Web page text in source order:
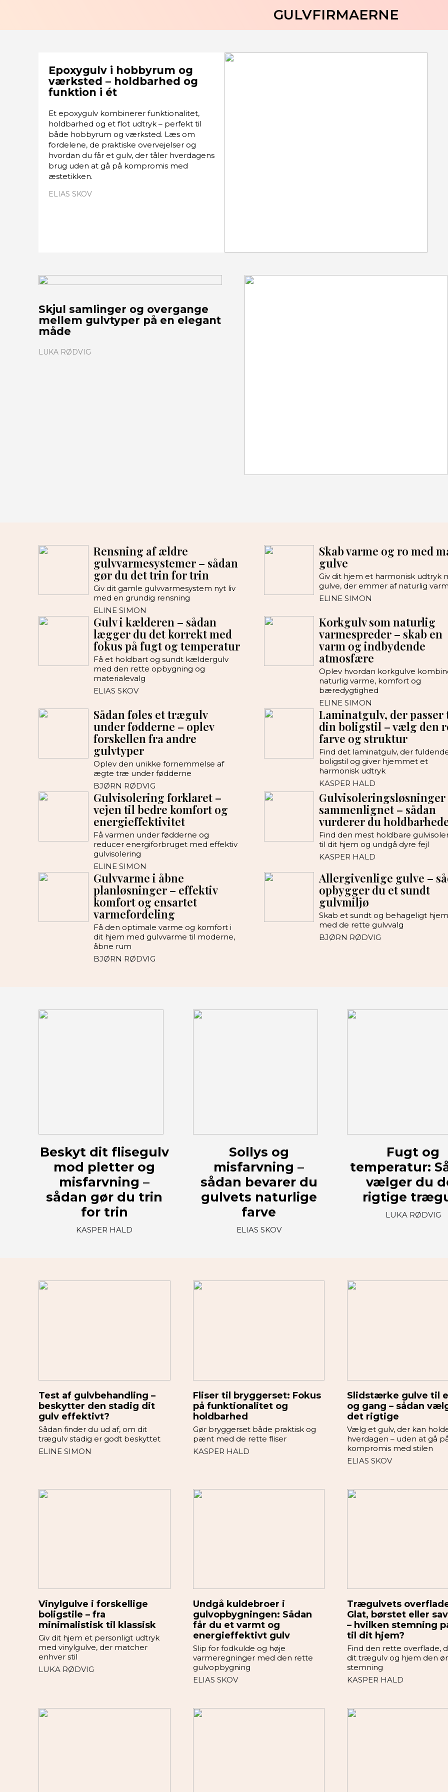
GULVFIRMAERNE
Epoxygulv i hobbyrum og
værksted – holdbarhed og
funktion i ét
Et epoxygulv kombinerer funktionalitet,
holdbarhed og et flot udtryk – perfekt til
både hobbyrum og værksted. Læs om
fordelene, de praktiske overvejelser og
hvordan du får et gulv, der tåler hverdagens
brug uden at gå på kompromis med
æstetikken.
ELIAS SKOV
Skjul samlinger og overgange
mellem gulvtyper på en elegant
måde
LUKA RØDVIG
Rensning af ældre
gulvvarmesystemer – sådan
gør du det trin for trin
Giv dit gamle gulvvarmesystem nyt liv
med en grundig rensning
ELINE SIMON
Skab varme og ro med
gulve
Giv dit hjem et harmonisk udtryk
gulve, der emmer af naturlig
ELINE SIMON
Gulv i kælderen – sådan
lægger du det korrekt med
fokus på fugt og temperatur
Få et holdbart og sundt kældergulv
med den rette opbygning og
materialevalg
ELIAS SKOV
Korkgulv som naturlig
varmespreder – skab en
varm og indbydende
atmosfære
Oplev hvordan korkgulve
naturlig varme, komfort og
bæredygtighed
ELINE SIMON
Sådan føles et trægulv
under fødderne – oplev
forskellen fra andre
gulvtyper
Oplev den unikke fornemmelse af
ægte træ under fødderne
BJØRN RØDVIG
Laminatgulv, der passer
din boligstil – vælg den
farve og struktur
Find det laminatgulv, der
boligstil og giver hjemmet et
harmonisk udtryk
KASPER HALD
Gulvisolering forklaret –
vejen til bedre komfort og
energieffektivitet
Få varmen under fødderne og
reducer energiforbruget med effektiv
gulvisolering
ELINE SIMON
Gulvisoleringsløsninger
sammenlignet – sådan
vurderer du
Find den mest holdbare
til dit hjem og undgå dyre fejl
KASPER HALD
Gulvvarme i åbne
planløsninger – effektiv
komfort og ensartet
varmefordeling
Få den optimale varme og komfort i
dit hjem med gulvvarme til moderne,
åbne rum
BJØRN RØDVIG
Allergivenlige gulve –
opbygger du et sundt
gulvmiljø
Skab et sundt og behageligt hjem
med de rette gulvvalg
BJØRN RØDVIG
Beskyt dit flisegulv
mod pletter og
misfarvning –
sådan gør du trin
for trin
KASPER HALD
Sollys og
misfarvning –
sådan bevarer du
gulvets naturlige
farve
ELIAS SKOV
Fugt og
temperatur:
vælger du
rigtige
LUKA RØDVIG
Test af gulvbehandling –
beskytter den stadig dit
gulv effektivt?
Sådan finder du ud af, om dit
trægulv stadig er godt beskyttet
ELINE SIMON
Fliser til bryggerset: Fokus
på funktionalitet og
holdbarhed
Gør bryggerset både praktisk og
pænt med de rette fliser
KASPER HALD
Slidstærke gulve til
og gang – sådan
det rigtige
Vælg et gulv, der kan
hverdagen – uden at gå
kompromis med stilen
ELIAS SKOV
Vinylgulve i forskellige
boligstile – fra
minimalistisk til klassisk
Giv dit hjem et personligt udtryk
med vinylgulve, der matcher
enhver stil
LUKA RØDVIG
Undgå kuldebroer i
gulvopbygningen: Sådan
får du et varmt og
energieffektivt gulv
Slip for fodkulde og høje
varmeregninger med den rette
gulvopbygning
ELIAS SKOV
Trægulvets
Glat, børstet eller
– hvilken stemning
til dit hjem?
Find den rette overflade,
dit trægulv og hjem den
stemning
KASPER HALD